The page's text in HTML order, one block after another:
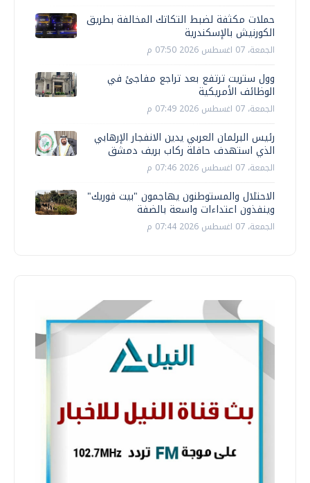
حملات مكثفة لضبط التكاتك المخالفة بطريق
الكورنيش بالإسكندرية
الجمعة، 07 اغسطس 2026 07:50 م
وول ستريت ترتفع بعد تراجع مفاجئ في
الوظائف الأمريكية
الجمعة، 07 اغسطس 2026 07:49 م
رئيس البرلمان العربي يدين الانفجار الإرهابي
الذي استهدف حافلة ركاب بريف دمشق
الجمعة، 07 اغسطس 2026 07:46 م
الاحتلال والمستوطنون يهاجمون "بيت فوريك"
وينفذون اعتداءات واسعة بالضفة
الجمعة، 07 اغسطس 2026 07:44 م